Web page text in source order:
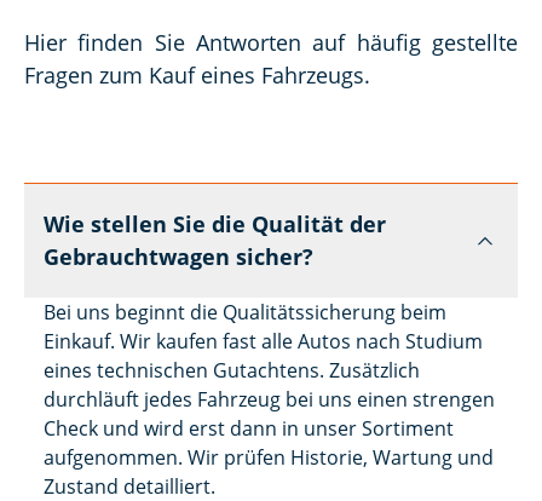
Hier finden Sie Antworten auf häufig gestellte
Fragen zum Kauf eines Fahrzeugs.
Wie stellen Sie die Qualität der
Gebrauchtwagen sicher?
Bei uns beginnt die Qualitätssicherung beim
Einkauf. Wir kaufen fast alle Autos nach Studium
eines technischen Gutachtens. Zusätzlich
durchläuft jedes Fahrzeug bei uns einen strengen
Check und wird erst dann in unser Sortiment
aufgenommen. Wir prüfen Historie, Wartung und
Zustand detailliert.